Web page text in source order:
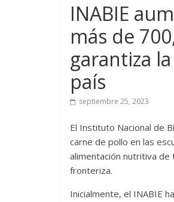
INABIE
más de
garantiza
país
septiembre 25, 2023
El Instituto Nacional de
carne de pollo en las
alimentación nutritiva
fronteriza.
Inicialmente, el INABIE